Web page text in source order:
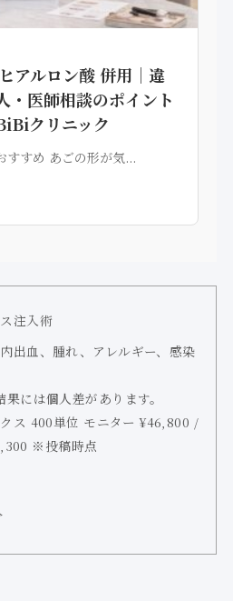
アルロン酸 併用｜違
・医師相談のポイント
クリニック
すすめ あごの形が気...
注入術
出血、腫れ、アレルギー、感染
には個人差があります。
ス 400単位 モニター ¥46,800 /
※投稿時点